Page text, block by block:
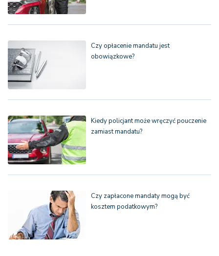
Czy opłacenie mandatu jest
obowiązkowe?
Kiedy policjant może wręczyć pouczenie
zamiast mandatu?
Czy zapłacone mandaty mogą być
kosztem podatkowym?